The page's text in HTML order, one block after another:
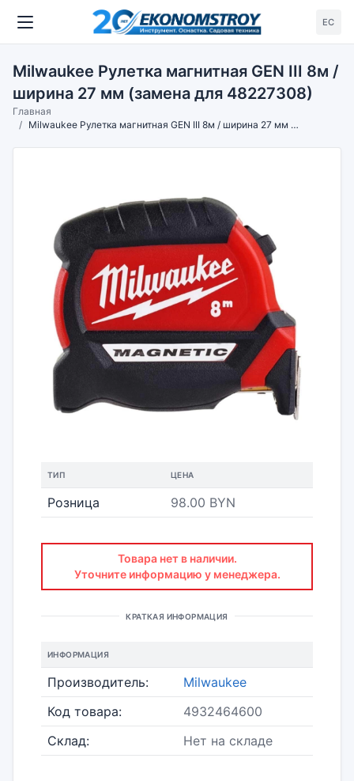
ЕС
Milwaukee Рулетка магнитная GEN III 8м /
ширина 27 мм (замена для 48227308)
Главная
Milwaukee Рулетка магнитная GEN III 8м / ширина 27 мм (замена для 48227308)
ТИП ЦЕНА
Розница 98.00 BYN
Товара нет в наличии.
Уточните информацию у менеджера.
КРАТКАЯ ИНФОРМАЦИЯ
ИНФОРМАЦИЯ
Производитель:
Milwaukee
Код товара:
4932464600
Склад:
Нет на складе